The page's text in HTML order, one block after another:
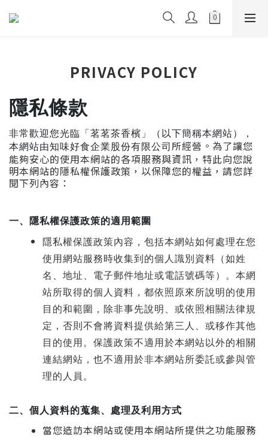
PRIVACY POLICY
隱私條款
非常歡迎您光臨「茗茗茶香檳」（以下簡稱本網站），
本網站由知味好食企業股份有限公司 所經營。為了讓您
能夠安心的使用本網站的各項服務與資訊，特此向您說
明本網站的隱私權保護政策，以保障您的權益，請您詳
閱下列內容：
一、 隱私權保護政策的適用範圍
隱私權保護政策內容，包括本網站如何處理在您
使用網站服務時收集到的個人識別資料（如姓
名、地址、電子郵件地址或電話號碼等）。本網
站所取得的個人資料，都依照原來所說明的使用
目的和範圍，除非事先說明、或依照相關法律規
定，否則不會將資料提供給第三人、或移作其他
目的使用。保護政策不適用於本網站以外的相關
連結網站，也不適用於非本網站所委託或參與管
理的人員。
二、 個人資料的蒐集、處理及利用方式
當您造訪本網站或使用本網站所提供之功能服務